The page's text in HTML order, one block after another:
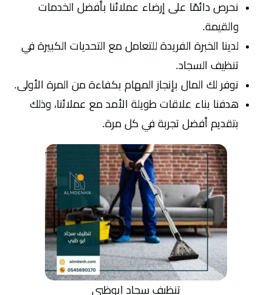
نحرص دائمًا على إرضاء عملائنا بأفضل الخدمات
والقيمة.
لدينا الخبرة الفريدة للتعامل مع التحديات الكبيرة في
تنظيف السجاد.
نوفر لك المال بإنجاز المهام بكفاءة من المرة الأولى.
هدفنا بناء علاقات طويلة الأمد مع عملائنا، وذلك
بتقديم أفضل تجربة في كل مرة.
تنظيف سجاد ابوظبي